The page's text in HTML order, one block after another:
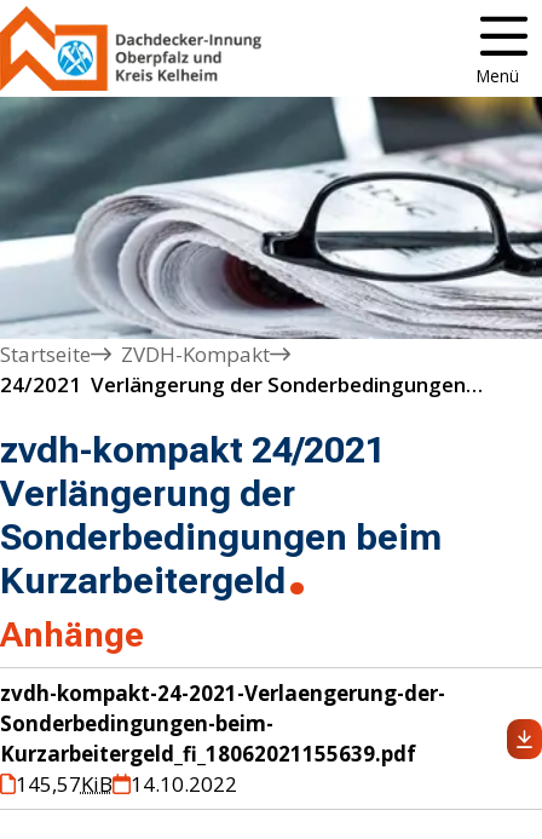
Menü
Startseite
ZVDH-Kompakt
24/2021  Verlängerung der Sonderbedingungen beim Kurzarbeitergeld
zvdh-kompakt 24/2021
Verlängerung der
Sonderbedingungen beim
Kurzarbeitergeld
Anhänge
zvdh-kompakt-24-2021-Verlaengerung-der-
Sonderbedingungen-beim-
Kurzarbeitergeld_fi_18062021155639.pdf
145,57KiB 14.10.2022